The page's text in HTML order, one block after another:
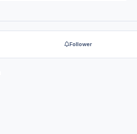
Follower